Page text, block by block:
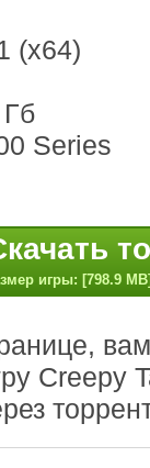
(x64)
Series
игры: [798.9
Creepy